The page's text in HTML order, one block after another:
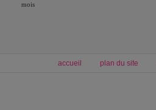
mois
accueil plan du site